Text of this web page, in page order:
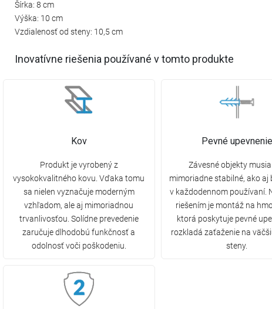
Šírka: 8 cm
Výška: 10 cm
Vzdialenosť od steny: 10,5 cm
Inovatívne riešenia používané v tomto produkte
Kov
Produkt je vyrobený z
vysokokvalitného kovu. Vďaka tomu
sa nielen vyznačuje moderným
vzhľadom, ale aj mimoriadnou
trvanlivosťou. Solídne prevedenie
zaručuje dlhodobú funkčnosť a
odolnosť voči poškodeniu.
Pevné upevnenie
Závesné objekty
mimoriadne stabilné, ako aj
v každodennom používaní.
riešením je montáž na
ktorá poskytuje pevné
rozkladá zaťaženie na
steny.